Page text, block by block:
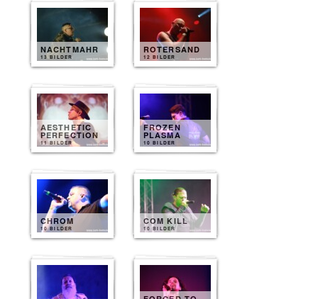
NACHTMAHR
13 BILDER
ROTERSAND
12 BILDER
AESTHETIC
PERFECTION
11 BILDER
FROZEN
PLASMA
10 BILDER
CHROM
10 BILDER
COM KILL
10 BILDER